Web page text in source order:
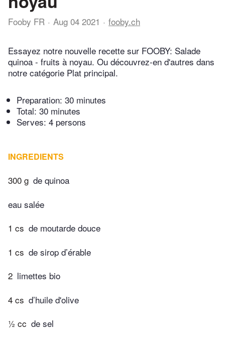
Fooby FR Aug 04 2021 fooby.ch
Essayez notre nouvelle recette sur FOOBY: Salade
quinoa - fruits à noyau. Ou découvrez-en d'autres dans
notre catégorie Plat principal.
Preparation: 30 minutes
Total: 30 minutes
Serves: 4 persons
INGREDIENTS
300 g de quinoa
eau salée
1 cs de moutarde douce
1 cs de sirop d’érable
2 limettes bio
4 cs d’huile d'olive
½ cc de sel